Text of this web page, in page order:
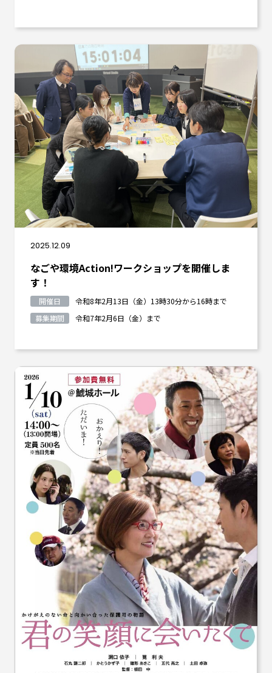
2025.12.09
なごや環境Action!ワークショップを開催しま
す！
開催日
令和8年2月13日（金）13時30分から16時まで
募集期間
令和7年2月6日（金）まで